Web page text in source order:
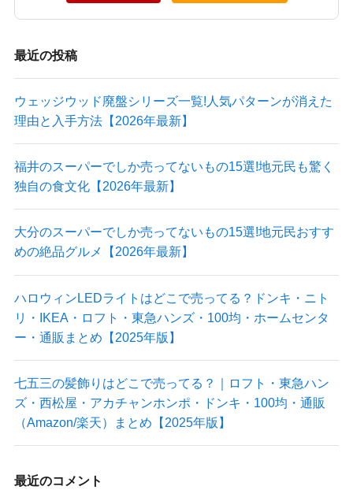
最近の投稿
ウェッジウッド廃盤シリーズ一覧!人気パターンが消えた
理由と入手方法【2026年最新】
福井のスーパーでしか売ってないもの15選!地元民も驚く
独自の食文化【2026年最新】
大分のスーパーでしか売ってないもの15選!地元民おすす
めの絶品グルメ【2026年最新】
ハロウィンLEDライトはどこで売ってる？ドンキ・ニト
リ・IKEA・ロフト・東急ハンズ・100均・ホームセンタ
ー・通販まとめ【2025年版】
七五三の髪飾りはどこで売ってる？｜ロフト・東急ハン
ズ・西松屋・アカチャンホンポ・ドンキ・100均・通販
（Amazon/楽天）まとめ【2025年版】
最近のコメント